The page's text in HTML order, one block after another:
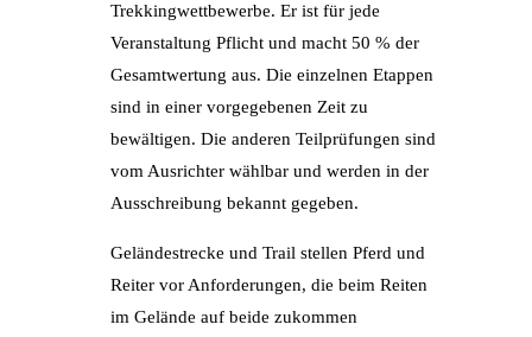
Trekkingwettbewerbe. Er ist für jede
Veranstaltung Pflicht und macht 50 % der
Gesamtwertung aus. Die einzelnen Etappen
sind in einer vorgegebenen Zeit zu
bewältigen. Die anderen Teilprüfungen sind
vom Ausrichter wählbar und werden in der
Ausschreibung bekannt gegeben.
Geländestrecke und Trail stellen Pferd und
Reiter vor Anforderungen, die beim Reiten
im Gelände auf beide zukommen